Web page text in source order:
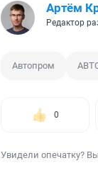
Артём
Редактор
Автопром
0
Увидели опечатку?